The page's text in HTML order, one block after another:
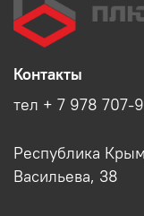
Контакты
тел + 7 978 707-
Республика
Васильева, 38